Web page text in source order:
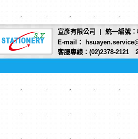
宣彥有限公司 | 統一編號：
E-mail：
客服專線：(02)2378-2121